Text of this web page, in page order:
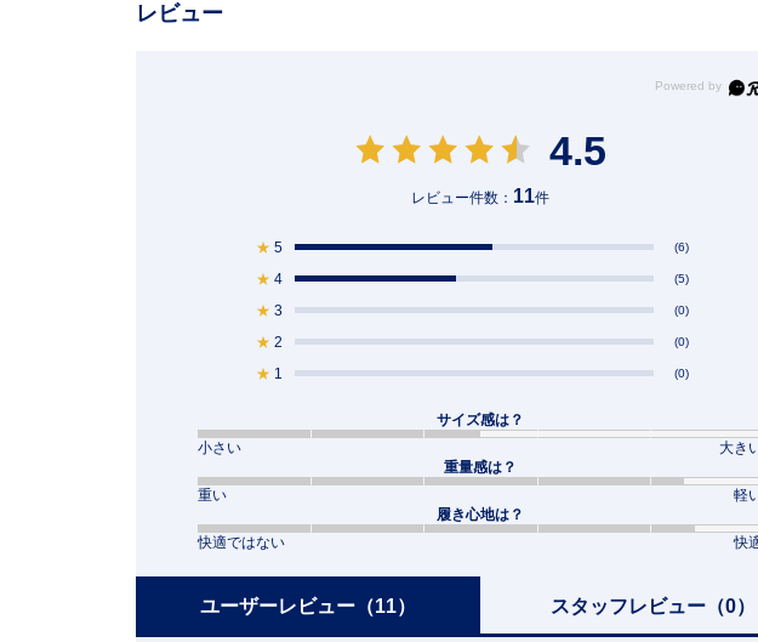
レビュー
4.5
レビュー件数： 11件
★ 5 (6)
★ 4 (5)
★ 3 (0)
★ 2 (0)
★ 1 (0)
サイズ感は？
小さい
大き
重量感は？
重い
軽
履き心地は？
快適ではない
快
ユーザーレビュー （11） スタッフレビュー（0）